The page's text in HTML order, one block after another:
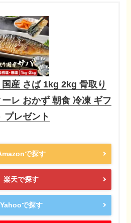
産 さば 1kg 2kg 骨取り
レ おかず 朝食 冷凍 ギフ
プレゼント
で探す
楽天で探す
Yahooで探す